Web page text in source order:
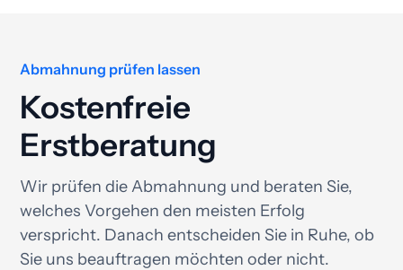
Abmahnung prüfen lassen
Kostenfreie
Erstberatung
Wir prüfen die Abmahnung und beraten Sie,
welches Vorgehen den meisten Erfolg
verspricht. Danach entscheiden Sie in Ruhe, ob
Sie uns beauftragen möchten oder nicht.